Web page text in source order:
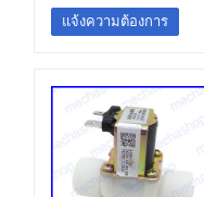
แจ้งความต้องการ